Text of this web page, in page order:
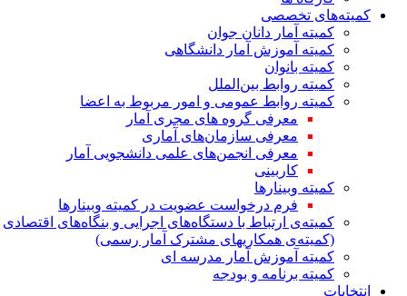
کمیته‌های تخصصی
کمیته آمار دانان جوان
کمیته آموزش آمار دانشگاهی
کمیته بانوان
کمیته روابط بین‌الملل
کمیته روابط عمومی و امور مربوط به اعضا
معرفی گروه های مجری آمار
معرفی سازمان‌های آماری
معرفی انجمن‌های علمی دانشجویی آمار
کاربینی
کمیته وبینارها
فرم درخواست عضویت در کمیته وبینارها
کمیته‌ی ارتباط با دستگاه‌های اجرایی و بنگاه‌های اقتصادی
(کمیته‌ی همکاریهای مشترک آمار رسمی)
کمیته آموزش آمار مدرسه ای
کمیته برنامه و بودجه
انتخابات